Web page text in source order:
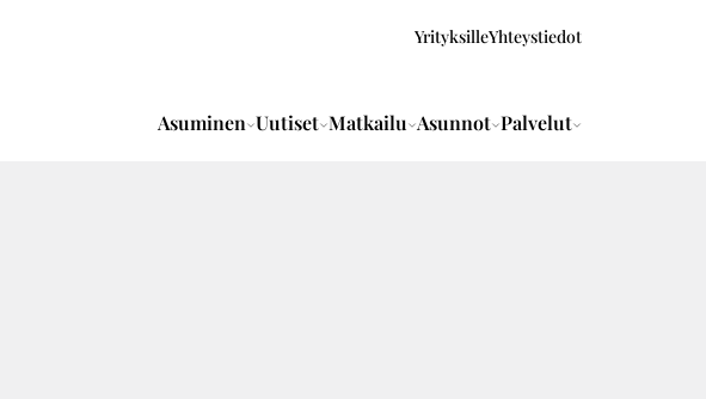
YrityksilleYhteystiedot
Asuminen Uutiset Matkailu Asunnot Palvelut